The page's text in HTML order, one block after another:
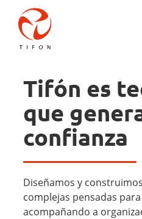
Pasar al contenido principal
Tifón es
que
confianza
Diseñamos y
complejas pensadas
acompañando a